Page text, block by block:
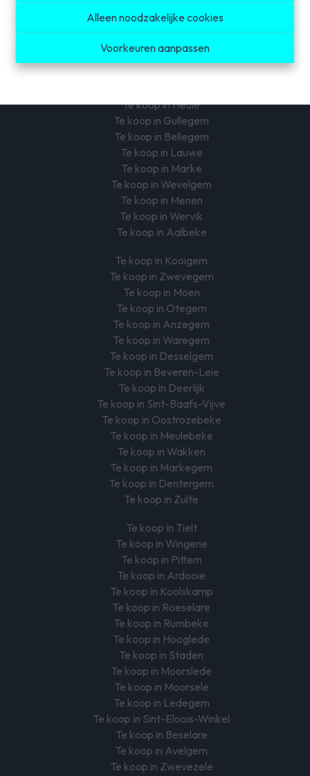
Alleen noodzakelijke cookies
Voorkeuren aanpassen
Te koop in Lendelede
Te koop in Izegem
Te koop in Ingelmunster
Te koop in Kuurne
Te koop in Heule
Te koop in Gullegem
Te koop in Bellegem
Te koop in Lauwe
Te koop in Marke
Te koop in Wevelgem
Te koop in Menen
Te koop in Wervik
Te koop in Aalbeke
Te koop in Kooigem
Te koop in Zwevegem
Te koop in Moen
Te koop in Otegem
Te koop in Anzegem
Te koop in Waregem
Te koop in Desselgem
Te koop in Beveren-Leie
Te koop in Deerlijk
Te koop in Sint-Baafs-Vijve
Te koop in Oostrozebeke
Te koop in Meulebeke
Te koop in Wakken
Te koop in Markegem
Te koop in Dentergem
Te koop in Zulte
Te koop in Tielt
Te koop in Wingene
Te koop in Pittem
Te koop in Ardooie
Te koop in Koolskamp
Te koop in Roeselare
Te koop in Rumbeke
Te koop in Hooglede
Te koop in Staden
Te koop in Moorslede
Te koop in Moorsele
Te koop in Ledegem
Te koop in Sint-Eloois-Winkel
Te koop in Beselare
Te koop in Avelgem
Te koop in Zwevezele